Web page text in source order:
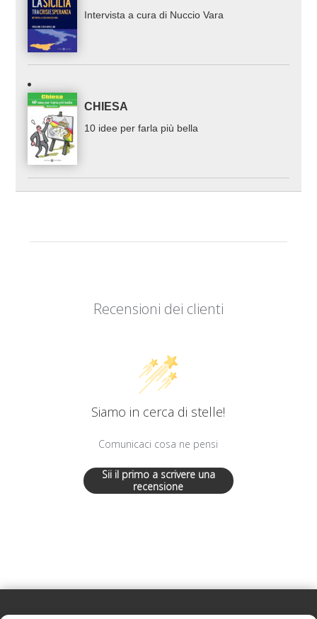
Intervista a cura di Nuccio Vara
CHIESA
10 idee per farla più bella
Recensioni dei clienti
Siamo in cerca di stelle!
Comunicaci cosa ne pensi
Sii il primo a scrivere una
recensione